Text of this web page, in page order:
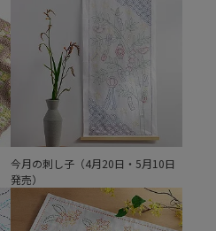
今月の刺し子（4月20日・5月10日
発売）